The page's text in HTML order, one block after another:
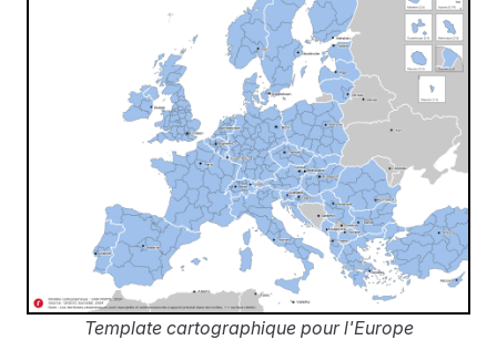
Template cartographique pour l'Europe